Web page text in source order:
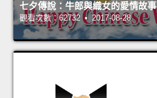
七夕傳說：牛郎與織女的愛情故事
觀看次數：62732 • 2017-08-28